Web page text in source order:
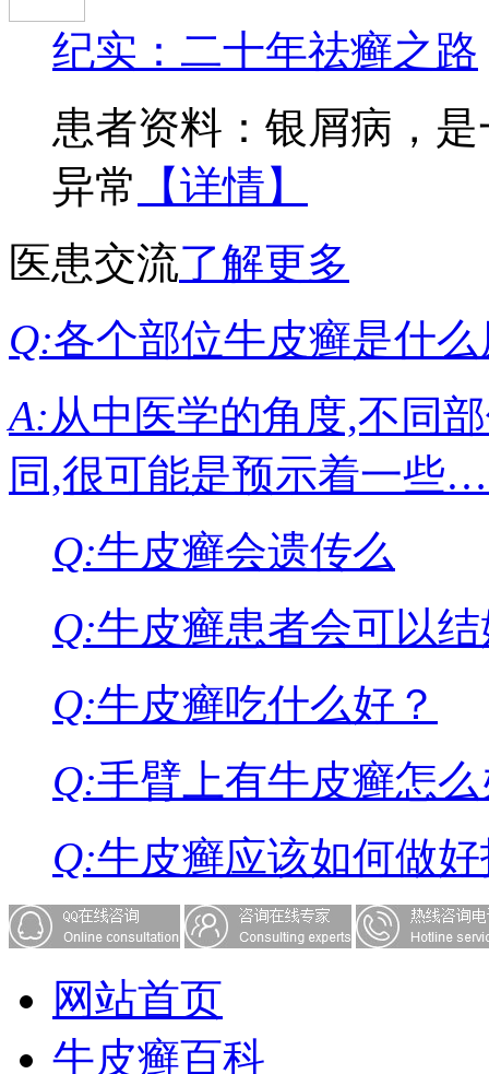
纪实：二十年祛癣之路
患者资料：银屑病，
异常
【详情】
医患交流了解更多
Q:各个部位牛皮癣是什
A:从中医学的角度,不同
同,很可能是预示着一
Q:牛皮癣会遗传么
Q:牛皮癣患者会可以
Q:牛皮癣吃什么好？
Q:手臂上有牛皮癣怎
Q:牛皮癣应该如何做
网站首页
牛皮癣百科